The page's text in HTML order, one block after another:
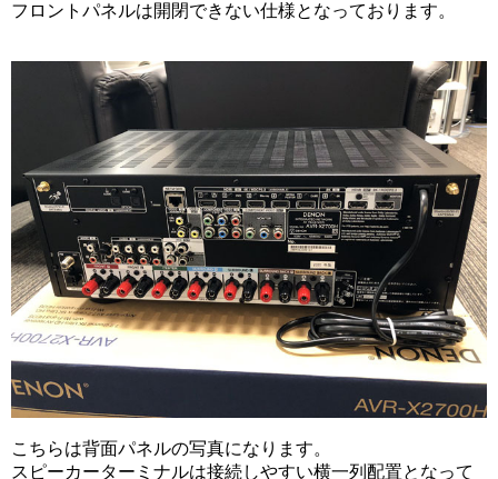
フロントパネルは開閉できない仕様となっております。
こちらは背面パネルの写真になります。
スピーカーターミナルは接続しやすい横一列配置となって